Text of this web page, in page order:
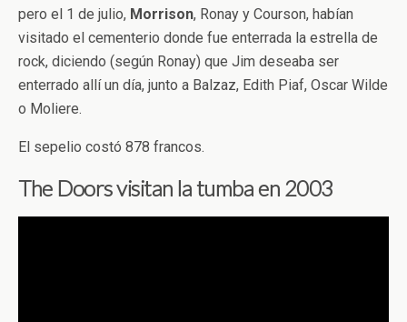
pero el 1 de julio, Morrison, Ronay y Courson, habían
visitado el cementerio donde fue enterrada la estrella de
rock, diciendo (según Ronay) que Jim deseaba ser
enterrado allí un día, junto a Balzaz, Edith Piaf, Oscar Wilde
o Moliere.
El sepelio costó 878 francos.
The Doors visitan la tumba en 2003